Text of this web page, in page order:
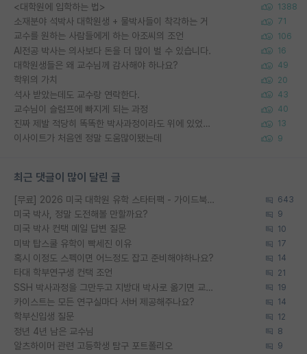
<대학원에 입학하는 법> 1388
소재분야 석박사 대학원생 + 물박사들이 착각하는 거 71
교수를 원하는 사람들에게 하는 아조씨의 조언 106
AI전공 박사는 의사보다 돈을 더 많이 벌 수 있습니다. 16
대학원생들은 왜 교수님께 감사해야 하나요? 49
학위의 가치 20
석사 받았는데도 교수랑 연락한다. 43
교수님이 슬럼프에 빠지게 되는 과정 40
진짜 제발 적당히 똑똑한 박사과정이라도 위에 있었으면.. 13
이사이트가 처음엔 정말 도움많이됐는데 9
최근 댓글이 많이 달린 글
[무료] 2026 미국 대학원 유학 스타터팩 - 가이드북 & 합격자 컨택메일 템플릿 643
미국 박사, 정말 도전해볼 만할까요? 9
미국 박사 컨택 메일 답변 질문 10
미박 탑스쿨 유학이 빡세진 이유 17
혹시 이정도 스펙이면 어느정도 잡고 준비해야하나요? 14
타대 학부연구생 컨택 조언 21
SSH 박사과정을 그만두고 지방대 박사로 옮기면 교수의 꿈은 끝일까요? 19
카이스트는 모든 연구실마다 서버 제공해주나요? 14
학부신입생 질문 12
정년 4년 남은 교수님 8
알츠하이머 관련 고등학생 탐구 포트폴리오 9